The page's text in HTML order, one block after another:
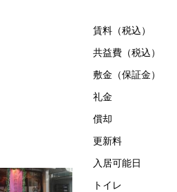
賃料（税込）
共益費（税込）
敷金（保証金）
礼金
償却
更新料
入居可能日
トイレ